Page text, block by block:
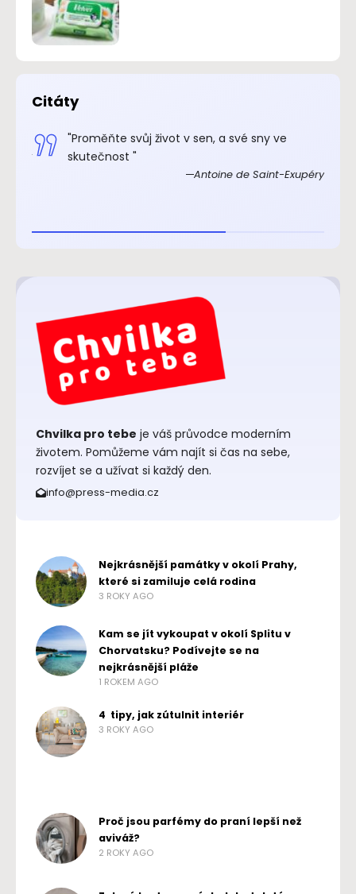
Citáty
"Proměňte svůj život v sen, a své sny ve
skutečnost "
Antoine de Saint-Exupéry
Chvilka pro tebe je váš průvodce moderním
životem. Pomůžeme vám najít si čas na sebe,
rozvíjet se a užívat si každý den.
info@press-media.cz
Nejkrásnější památky v okolí Prahy,
které si zamiluje celá rodina
3 ROKY AGO
Kam se jít vykoupat v okolí Splitu v
Chorvatsku? Podívejte se na
nejkrásnější pláže
1 ROKEM AGO
4 tipy, jak zútulnit interiér
3 ROKY AGO
Proč jsou parfémy do praní lepší než
aviváž?
2 ROKY AGO